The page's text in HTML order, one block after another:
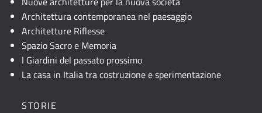
Architettura contemporanea nel paesaggio
Architetture Riflesse
Spazio Sacro e Memoria
I Giardini del passato prossimo
La casa in Italia tra costruzione e sperimentazione
STORIE